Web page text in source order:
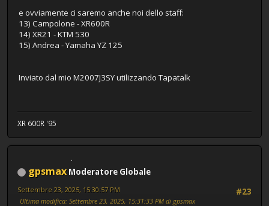
e ovviamente ci saremo anche noi dello staff:
13) Campolone - XR600R
14) XR21 - KTM 530
15) Andrea - Yamaha YZ 125
Inviato dal mio M2007J3SY utilizzando Tapatalk
XR 600R '95
gpsmax Moderatore Globale
#23
Settembre 23, 2025, 15:30:57 PM
Ultima modifica: Settembre 23, 2025, 15:31:33 PM di gpsmax